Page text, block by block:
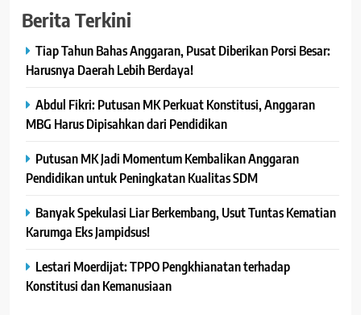
Berita Terkini
Tiap Tahun Bahas Anggaran, Pusat Diberikan Porsi Besar:
Harusnya Daerah Lebih Berdaya!
Abdul Fikri: Putusan MK Perkuat Konstitusi, Anggaran
MBG Harus Dipisahkan dari Pendidikan
Putusan MK Jadi Momentum Kembalikan Anggaran
Pendidikan untuk Peningkatan Kualitas SDM
Banyak Spekulasi Liar Berkembang, Usut Tuntas Kematian
Karumga Eks Jampidsus!
Lestari Moerdijat: TPPO Pengkhianatan terhadap
Konstitusi dan Kemanusiaan